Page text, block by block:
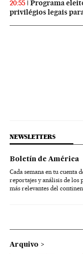
20:55
Programa
privilégios legais
NEWSLETTERS
Boletín de América
Cada semana en tu cuenta
reportajes y análisis de los
más relevantes del
Arquivo